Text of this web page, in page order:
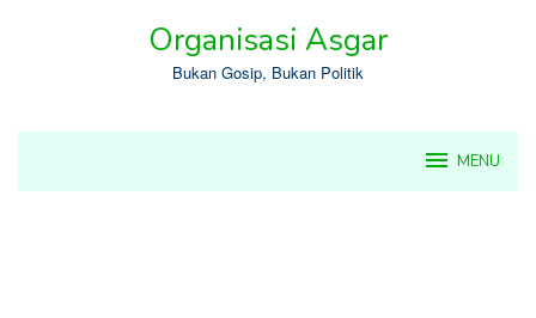
Organisasi Asgar
Bukan Gosip, Bukan Politik
MENU